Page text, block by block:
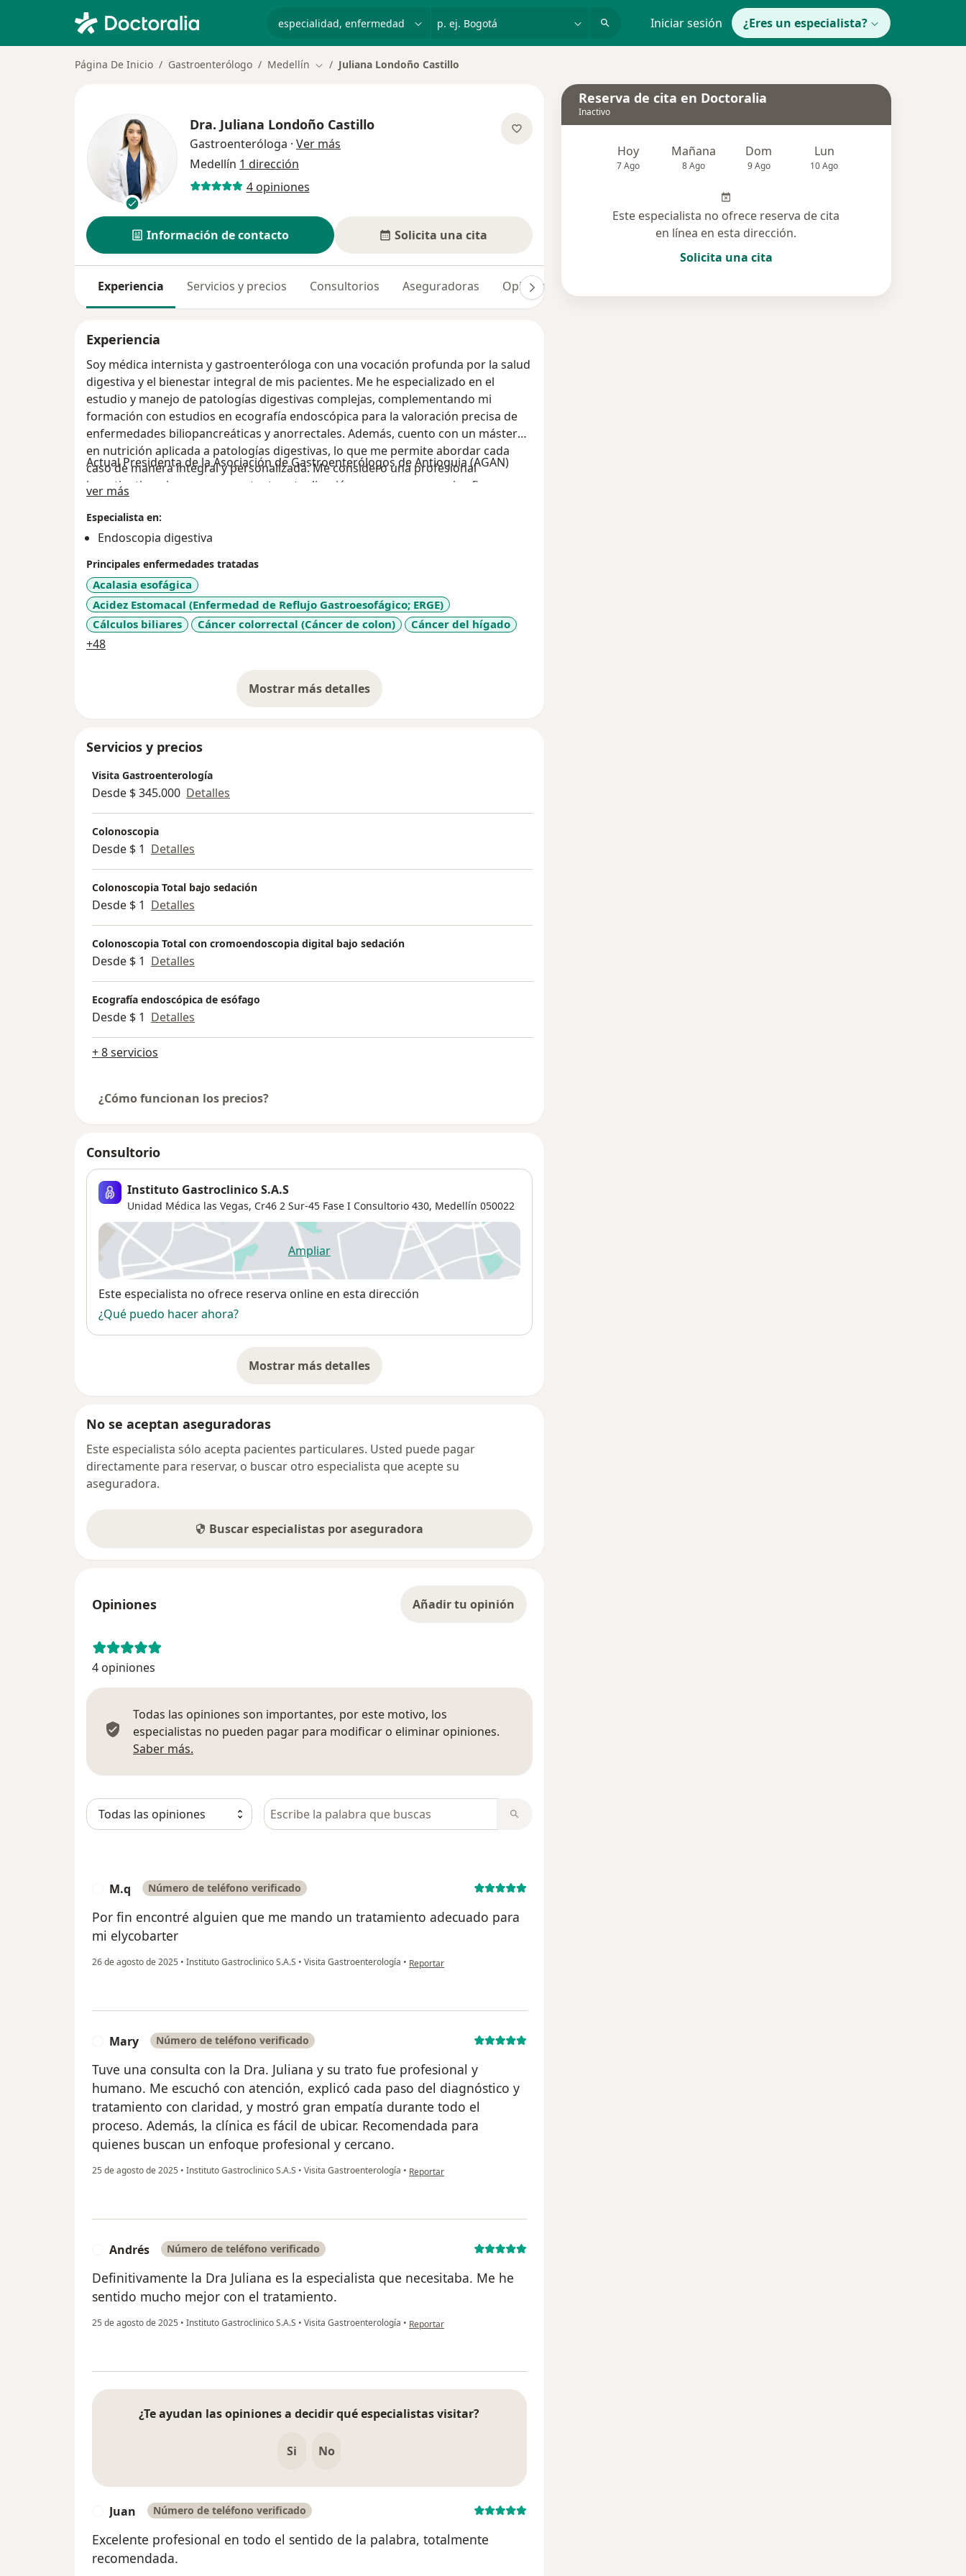
p. ej. Bogotá Iniciar sesión ¿Eres un especialista?
Página De Inicio Gastroenterólogo Medellín Cambiar de ciudad
Juliana Londoño Castillo
Dra. Juliana Londoño Castillo
Gastroenteróloga · Ver más
Medellín 1 dirección
4 opiniones
Información de contacto Solicita una cita
Experiencia Servicios y precios Consultorios Aseguradoras Opiniones (4)
Experiencia
Soy médica internista y gastroenteróloga con una vocación profunda por la salud
digestiva y el bienestar integral de mis pacientes. Me he especializado en el
estudio y manejo de patologías digestivas complejas, complementando mi
formación con estudios en ecografía endoscópica para la valoración precisa de
enfermedades biliopancreáticas y anorrectales. Además, cuento con un máster
en nutrición aplicada a patologías digestivas, lo que me permite abordar cada
caso de manera integral y personalizada. Me considero una profesional
investigativa, siempre en constante actualización, con un compromiso firme por
es crear un espacio de confianza, donde el paciente se sienta escuchado,
comprendido y acompañado. Creo en la importancia de una excelente relación
válida y atendida con empatía y dedicación.
Actual Presidenta de la Asociación de Gastroenterólogos de Antioquia (AGAN)
ver más
Especialista en:
Endoscopia digestiva
Principales enfermedades tratadas
Acalasia esofágica
Acidez Estomacal (Enfermedad de Reflujo Gastroesofágico; ERGE)
Cálculos biliares
Cáncer colorrectal (Cáncer de colon) Cáncer del hígado
+48a11y_sr_more_diseases
Mostrar más detalles
sobre la experiencia
Servicios y precios
Visita Gastroenterología
Desde $ 345.000 Detalles
Colonoscopia
Desde $ 1 Detalles
Colonoscopia Total bajo sedación
Desde $ 1 Detalles
Colonoscopia Total con cromoendoscopia digital bajo sedación
Desde $ 1 Detalles
Ecografía endoscópica de esófago
Desde $ 1 Detalles
+ 8 servicios
¿Cómo funcionan los precios?
Consultorio
Instituto Gastroclinico S.A.S
Unidad Médica las Vegas, Cr46 2 Sur-45 Fase I Consultorio 430, Medellín 050022
Ampliarse abre en una nueva pestaña
Disponibilidad
Este especialista no ofrece reserva online en esta dirección
¿Qué puedo hacer ahora?
Mostrar más detalles
sobre la dirección
No se aceptan aseguradoras
Este especialista sólo acepta pacientes particulares. Usted puede pagar
directamente para reservar, o buscar otro especialista que acepte su
aseguradora.
Buscar especialistas por aseguradora
Opiniones Añadir tu opinión
4 opiniones
Todas las opiniones son importantes, por este motivo, los
especialistas no pueden pagar para modificar o eliminar opiniones.
Saber más.
Busca en opiniones
M.q Número de teléfono verificado
Por fin encontré alguien que me mando un tratamiento adecuado para
mi elycobarter
26 de agosto de 2025 • Instituto Gastroclinico S.A.S • Visita Gastroenterología • en opinión del usuario M.q
Reportar
Mary Número de teléfono verificado
Tuve una consulta con la Dra. Juliana y su trato fue profesional y
humano. Me escuchó con atención, explicó cada paso del diagnóstico y
tratamiento con claridad, y mostró gran empatía durante todo el
proceso. Además, la clínica es fácil de ubicar. Recomendada para
quienes buscan un enfoque profesional y cercano.
25 de agosto de 2025 • Instituto Gastroclinico S.A.S • Visita Gastroenterología • en opinión del usuario Mary
Reportar
Andrés Número de teléfono verificado
Definitivamente la Dra Juliana es la especialista que necesitaba. Me he
sentido mucho mejor con el tratamiento.
25 de agosto de 2025 • Instituto Gastroclinico S.A.S • Visita Gastroenterología • en opinión del usuario Andrés
Reportar
¿Te ayudan las opiniones a decidir qué especialistas visitar?
Si No
Juan Número de teléfono verificado
Excelente profesional en todo el sentido de la palabra, totalmente
recomendada.
Reserva de cita en Doctoralia
Inactivo
Hoy
7 Ago
Mañana
8 Ago
Dom
9 Ago
Lun
10 Ago
Este especialista no ofrece reserva de cita
en línea en esta dirección.
Solicita una cita